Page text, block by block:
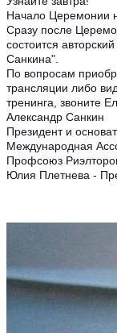
Начало Церемонии
Сразу после
состоится
Санкина".
По вопросам
трансляции либо
тренинга, звоните
Александр Санкин
Президент и
Международная
Профсоюз
Юлия Плетнева -